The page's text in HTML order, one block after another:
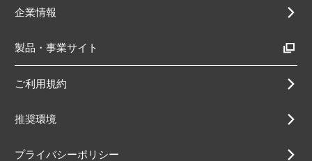
企業情報
製品・事業サイト
ご利用規約
推奨環境
プライバシーポリシー